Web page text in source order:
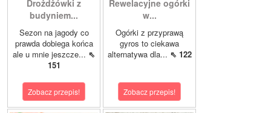
Drożdżówki z
budyniem...
Sezon na jagody co
prawda dobiega końca
ale u mnie jeszcze... ⇖
151
Zobacz przepis!
Rewelacyjne ogórki
w...
Ogórki z przyprawą
gyros to ciekawa
alternatywa dla... ⇖ 122
Zobacz przepis!